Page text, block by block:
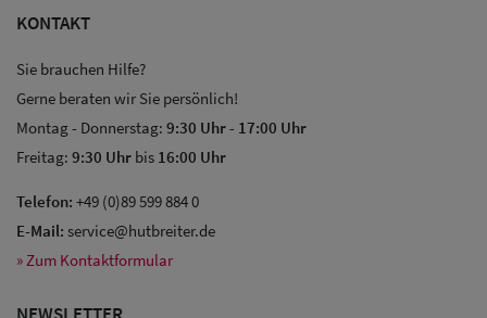
Sale: Caps
KONTAKT
Sie brauchen Hilfe?
Gerne beraten wir Sie persönlich!
Montag - Donnerstag: 9:30 Uhr- 17:00 Uhr
Freitag: 9:30 Uhr bis 16:00 Uhr
Telefon: +49 (0)89 599 884 0
E-Mail: service@hutbreiter.de
» Zum Kontaktformular